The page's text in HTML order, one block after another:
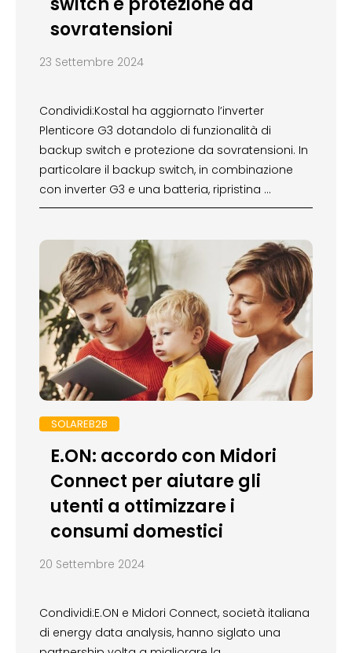
sovratensioni
23 Settembre 2024
Condividi:Kostal ha aggiornato l’inverter
Plenticore G3 dotandolo di funzionalità di
backup switch e protezione da sovratensioni. In
particolare il backup switch, in combinazione
con inverter G3 e una batteria, ripristina …
SOLAREB2B
E.ON: accordo con Midori
Connect per aiutare gli
utenti a ottimizzare i
consumi domestici
20 Settembre 2024
Condividi:E.ON e Midori Connect, società italiana
di energy data analysis, hanno siglato una